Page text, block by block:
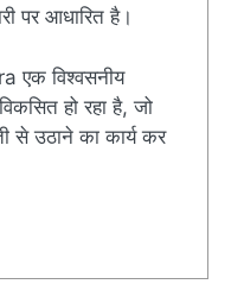
पर आधारित है।
एक विश्वसनीय
हो रहा है, जो
से उठाने का कार्य कर